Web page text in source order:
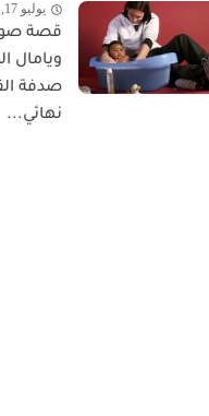
يوليو 17, 2026
قصة
ويامال
صدفة
نهائي...